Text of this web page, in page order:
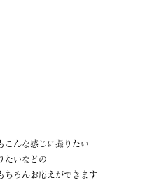
こんな感じに撮りたい
たいなどの
ちろんお応えができます